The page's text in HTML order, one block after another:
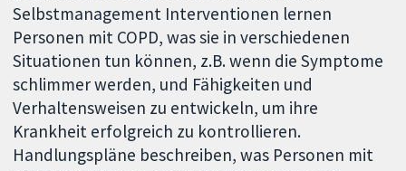
Selbstmanagement Interventionen lernen
Personen mit COPD, was sie in verschiedenen
Situationen tun können, z.B. wenn die Symptome
schlimmer werden, und Fähigkeiten und
Verhaltensweisen zu entwickeln, um ihre
Krankheit erfolgreich zu kontrollieren.
Handlungspläne beschreiben, was Personen mit